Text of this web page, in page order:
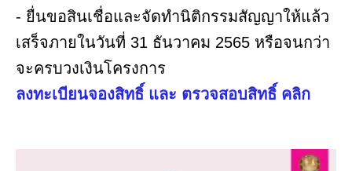
- ยื่นขอสินเชื่อและจัดทำนิติกรรมสัญญาให้แล้ว
เสร็จภายในวันที่ 31 ธันวาคม 2565 หรือจนกว่า
จะครบวงเงินโครงการ
ลงทะเบียนจองสิทธิ์ และ ตรวจสอบสิทธิ์ คลิก